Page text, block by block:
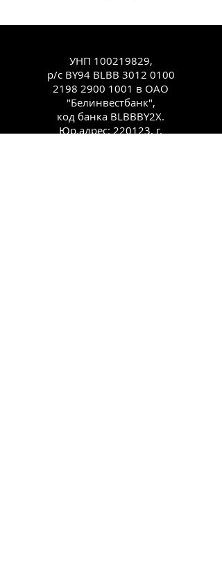
УНП 100219829,
р/с BY94 BLBB 3012 0100
2198 2900 1001 в ОАО
"Белинвестбанк",
код банка BLBBBY2X.
Юр.адрес: 220123, г.